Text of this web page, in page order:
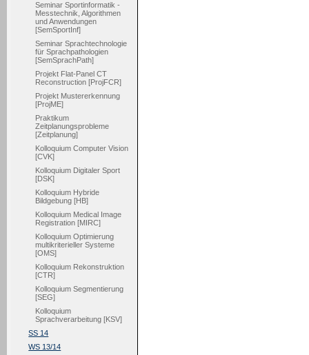
Seminar Sportinformatik -
Messtechnik, Algorithmen
und Anwendungen
[SemSportInf]
Seminar Sprachtechnologie
für Sprachpathologien
[SemSprachPath]
Projekt Flat-Panel CT
Reconstruction [ProjFCR]
Projekt Mustererkennung
[ProjME]
Praktikum
Zeitplanungsprobleme
[Zeitplanung]
Kolloquium Computer Vision
[CVK]
Kolloquium Digitaler Sport
[DSK]
Kolloquium Hybride
Bildgebung [HB]
Kolloquium Medical Image
Registration [MIRC]
Kolloquium Optimierung
multikriterieller Systeme
[OMS]
Kolloquium Rekonstruktion
[CTR]
Kolloquium Segmentierung
[SEG]
Kolloquium
Sprachverarbeitung [KSV]
SS 14
WS 13/14